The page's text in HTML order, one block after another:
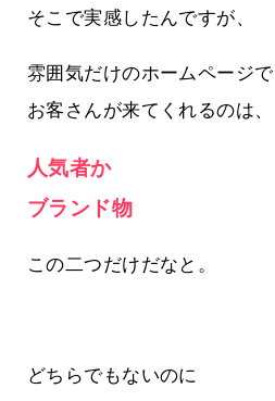
そこで実感したんですが、
雰囲気だけのホームページで
お客さんが来てくれるのは、
人気者か
ブランド物
この二つだけだなと。
どちらでもないのに